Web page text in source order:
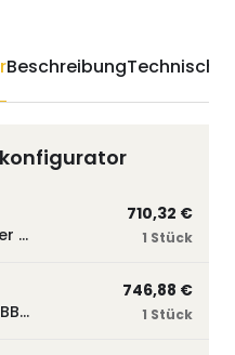
BeschreibungTechnische
LAURUS Integrierter Kühlautomat LKG122E LKG122E
710,32 €
1 Stück
BEKO Einbauherd BBUM113N2B mit Hydrolyse, Schwarz BBUM113N2B
746,88 €
1 Stück